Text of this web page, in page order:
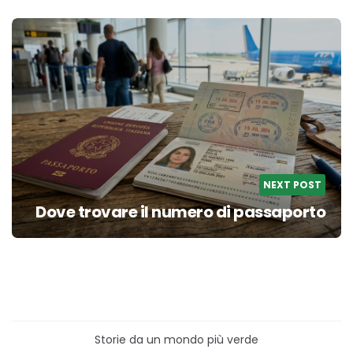
NEXT POST
Dove trovare il numero di passaporto
Storie da un mondo più verde